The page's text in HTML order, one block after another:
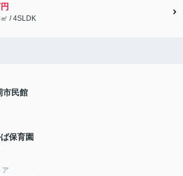
/ 4SLDK
市民館
保育園
ア